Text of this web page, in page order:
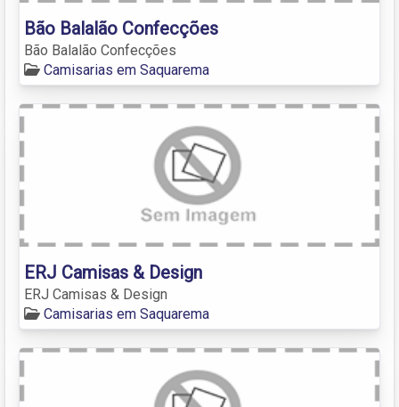
Bão Balalão Confecções
Bão Balalão Confecções
Camisarias em Saquarema
ERJ Camisas & Design
ERJ Camisas & Design
Camisarias em Saquarema